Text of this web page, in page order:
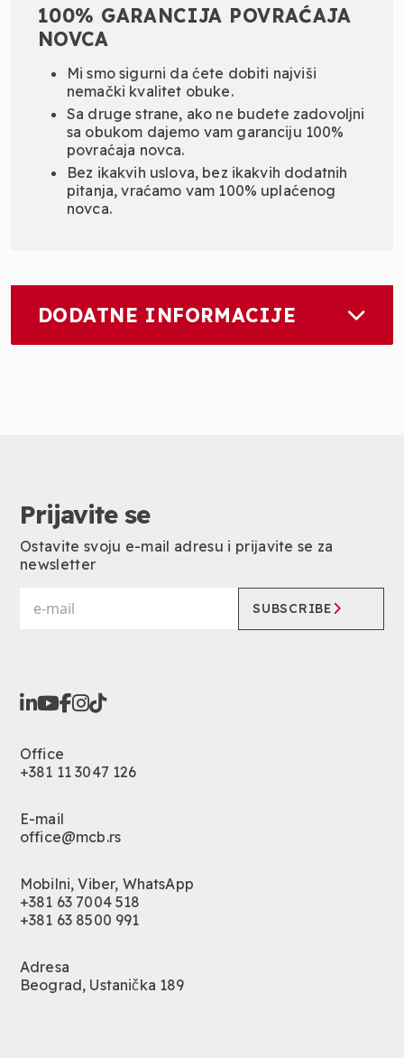
100% GARANCIJA POVRAĆAJA
NOVCA
Mi smo sigurni da ćete dobiti najviši
nemački kvalitet obuke.
Sa druge strane, ako ne budete zadovoljni
sa obukom dajemo vam garanciju 100%
povraćaja novca.
Bez ikakvih uslova, bez ikakvih dodatnih
pitanja, vraćamo vam 100% uplaćenog
novca.
DODATNE INFORMACIJE
Prijavite se
Ostavite svoju e-mail adresu i prijavite se za
newsletter
SUBSCRIBE
Office
+381 11 3047 126
E-mail
office@mcb.rs
Mobilni, Viber, WhatsApp
+381 63 7004 518
+381 63 8500 991
Adresa
Beograd, Ustanička 189